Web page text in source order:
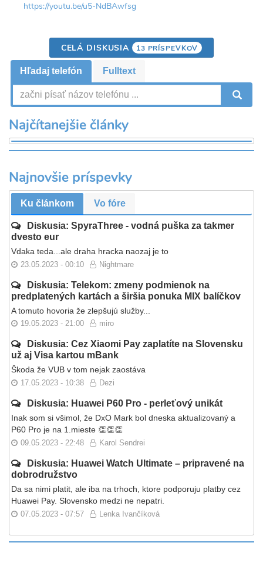
https://youtu.be/u5-NdBAwfsg
CELÁ DISKUSIA 13 PRÍSPEVKOV
Hľadaj telefón Fulltext
Najčítanejšie články
Najnovšie príspevky
Ku článkom Vo fóre
Diskusia: SpyraThree - vodná puška za takmer
dvesto eur
Vdaka teda...ale draha hracka naozaj je to
23.05.2023 - 00:10 Nightmare
Diskusia: Telekom: zmeny podmienok na
predplatených kartách a širšia ponuka MIX balíčkov
A tomuto hovoria že zlepšujú služby...
19.05.2023 - 21:00 miro
Diskusia: Cez Xiaomi Pay zaplatíte na Slovensku
už aj Visa kartou mBank
Škoda že VUB v tom nejak zaostáva
17.05.2023 - 10:38 Dezi
Diskusia: Huawei P60 Pro - perleťový unikát
Inak som si všimol, že DxO Mark bol dneska aktualizovaný a
P60 Pro je na 1.mieste 👏👏👏
09.05.2023 - 22:48 Karol Sendrei
Diskusia: Huawei Watch Ultimate – pripravené na
dobrodružstvo
Da sa nimi platit, ale iba na trhoch, ktore podporuju platby cez
Huawei Pay. Slovensko medzi ne nepatri.
07.05.2023 - 07:57 Lenka Ivančíková